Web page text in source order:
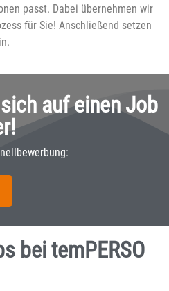
passt. Dabei übernehmen wir
für Sie! Anschließend setzen
auf einen Job
bei temPERSO